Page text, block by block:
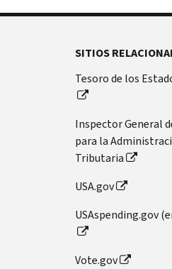
SITIOS
Tesoro de los
Inspector General
para la
Tributaria
USA.gov
USAspending.gov
Vote.gov